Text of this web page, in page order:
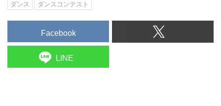
ダンス
ダンスコンテスト
Facebook
LINE